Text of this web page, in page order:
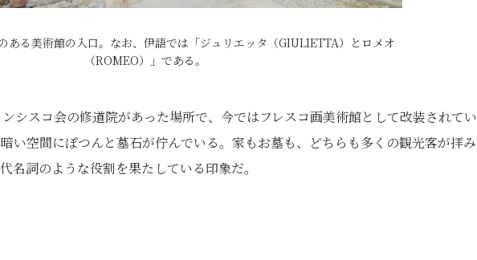
ある美術館の入口。なお、伊語では「ジュリエッタ（GIULIETTA）とロメオ
（ROMEO）」である。
シスコ会の修道院があった場所で、今ではフレスコ画美術館として改装されてい
い空間にぽつんと墓石が佇んでいる。家もお墓も、どちらも多くの観光客が拝み
名詞のような役割を果たしている印象だ。